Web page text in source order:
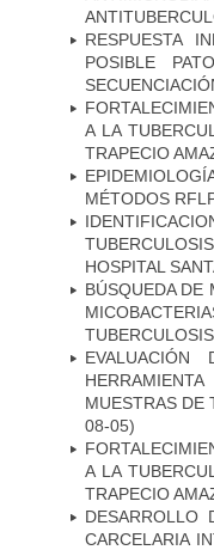
RESPUESTA
POSIBLE
A LA
TRAPECIO
MÉTODOS
HOSPITAL
BÚSQUEDA DE
MUESTRAS DE
08-05)
A LA
TRAPECIO
CARCELARIA